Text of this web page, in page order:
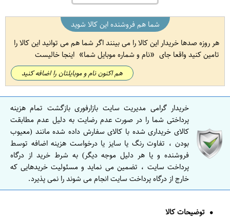
شما هم فروشنده این کالا شوید
هر روزه صدها خریدار این کالا را می بینند اگر شما هم می توانید این کالا را
تامین کنید واقعا جای
نام و شماره موبایل شما اینجا خالیست
هم اکنون نام و موبایلتان را اضافه کنید
خریدار گرامی مدیریت سایت بازارفوری بازگشت تمام هزینه
پرداختی شما را در صورت عدم رضایت به دلیل عدم مطابقت
کالای خریداری شده با کالای سفارش داده شده مانند (معیوب
بودن ، تفاوت رنگ یا سایز یا درخواست هزینه اضافه توسط
فروشنده و یا هر دلیل موجه دیگر) به شرط خرید از درگاه
پرداخت سایت ، تضمین می نماید و مسئولیت خریدهایی که
خارج از درگاه پرداخت سایت انجام می شوند را نمی پذیرد.
توضیحات کالا